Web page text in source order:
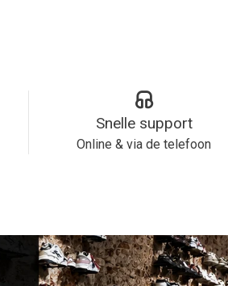
Snelle support
Online & via de telefoon